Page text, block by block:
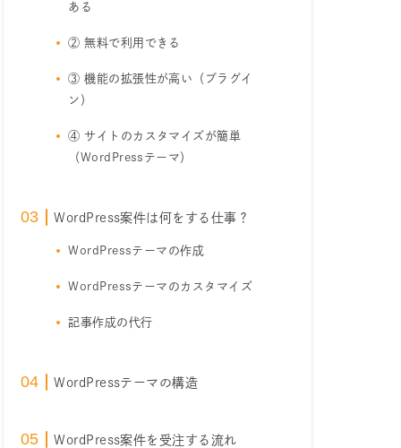
ある
② 無料で利用できる
③ 機能の拡張性が高い（プラグイ
ン）
④ サイトのカスタマイズが簡単
（WordPressテーマ）
WordPress案件は何をする仕事？
WordPressテーマの作成
WordPressテーマのカスタマイズ
記事作成の代行
WordPressテーマの構造
WordPress案件を受注する流れ